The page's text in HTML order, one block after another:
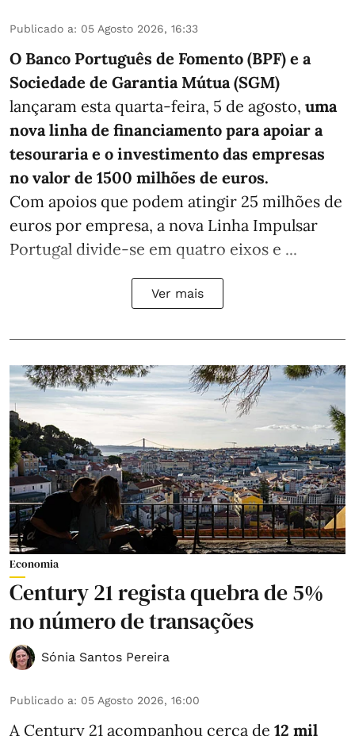
Publicado a: 05 Agosto 2026, 16:33
O Banco Português de Fomento (BPF) e a
Sociedade de Garantia Mútua (SGM)
lançaram esta quarta-feira, 5 de agosto, uma
nova linha de financiamento para apoiar a
tesouraria e o investimento das empresas
no valor de 1500 milhões de euros.
Com apoios que podem atingir 25 milhões de
euros por empresa, a nova Linha Impulsar
Portugal divide-se em quatro eixos e ...
Ver mais
Economia
Century 21 regista quebra de 5%
no número de transações
Sónia Santos Pereira
Publicado a: 05 Agosto 2026, 16:00
A Century 21 acompanhou cerca de 12 mil